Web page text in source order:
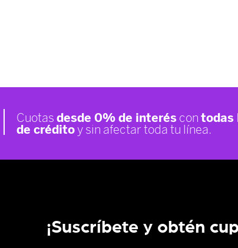
¡Suscríbete y obtén